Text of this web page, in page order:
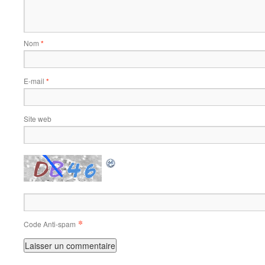
Nom *
E-mail *
Site web
Code Anti-spam *